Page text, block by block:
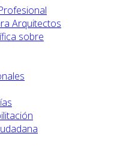
Arquitectos
sobre